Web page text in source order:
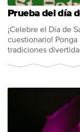
Prueba del día
¡Celebre el Día de
cuestionario!
tradiciones